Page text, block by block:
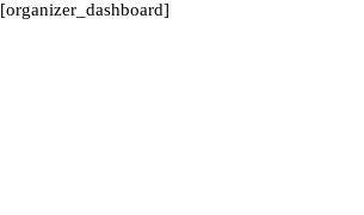
[organizer_dashboard]